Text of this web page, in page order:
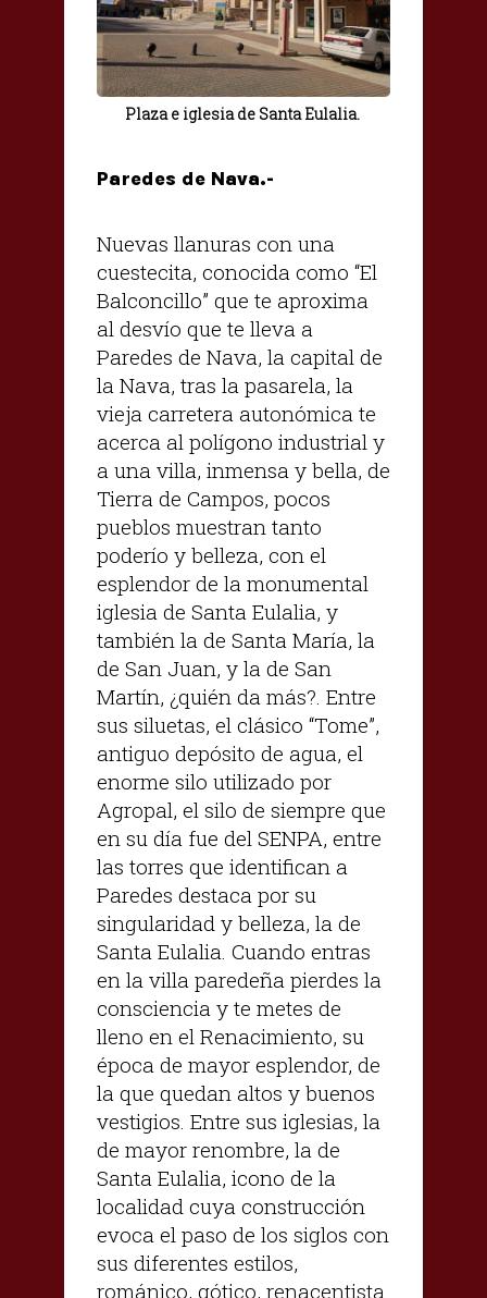
Plaza e iglesia de Santa Eulalia.
Paredes de Nava.-
Nuevas llanuras con una
cuestecita, conocida como “El
Balconcillo” que te aproxima
al desvío que te lleva a
Paredes de Nava, la capital de
la Nava, tras la pasarela, la
vieja carretera autonómica te
acerca al polígono industrial y
a una villa, inmensa y bella, de
Tierra de Campos, pocos
pueblos muestran tanto
poderío y belleza, con el
esplendor de la monumental
iglesia de Santa Eulalia, y
también la de Santa María, la
de San Juan, y la de San
Martín, ¿quién da más?. Entre
sus siluetas, el clásico “Tome”,
antiguo depósito de agua, el
enorme silo utilizado por
Agropal, el silo de siempre que
en su día fue del SENPA, entre
las torres que identifican a
Paredes destaca por su
singularidad y belleza, la de
Santa Eulalia. Cuando entras
en la villa paredeña pierdes la
consciencia y te metes de
lleno en el Renacimiento, su
época de mayor esplendor, de
la que quedan altos y buenos
vestigios. Entre sus iglesias, la
de mayor renombre, la de
Santa Eulalia, icono de la
localidad cuya construcción
evoca el paso de los siglos con
sus diferentes estilos,
románico, gótico, renacentista